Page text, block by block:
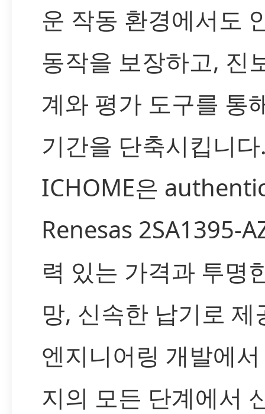
운 작동 환경에서도
동작을 보장하고, 진
계와 평가 도구를 통
기간을 단축시킵니
ICHOME은
Renesas 2SA1395-
력 있는 가격과 투명
망, 신속한 납기로 제
엔지니어링 개발에
지의 모든 단계에서